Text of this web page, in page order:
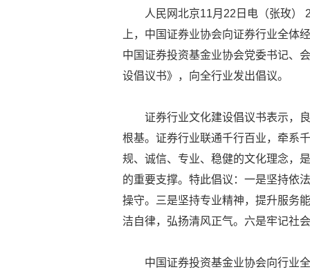
人民网北京11月22日电（张玫）
上，中国证券业协会向证券行业全体
中国证券投资基金业协会党委书记、
设倡议书》，向全行业发出倡议。
证券行业文化建设倡议书表示，
根基。证券行业联通千行百业，牵系
规、诚信、专业、稳健的文化理念，
的重要支撑。特此倡议：一是坚持依
操守。三是坚持专业精神，提升服务
洁自律，弘扬清风正气。六是牢记社
中国证券投资基金业协会向行业